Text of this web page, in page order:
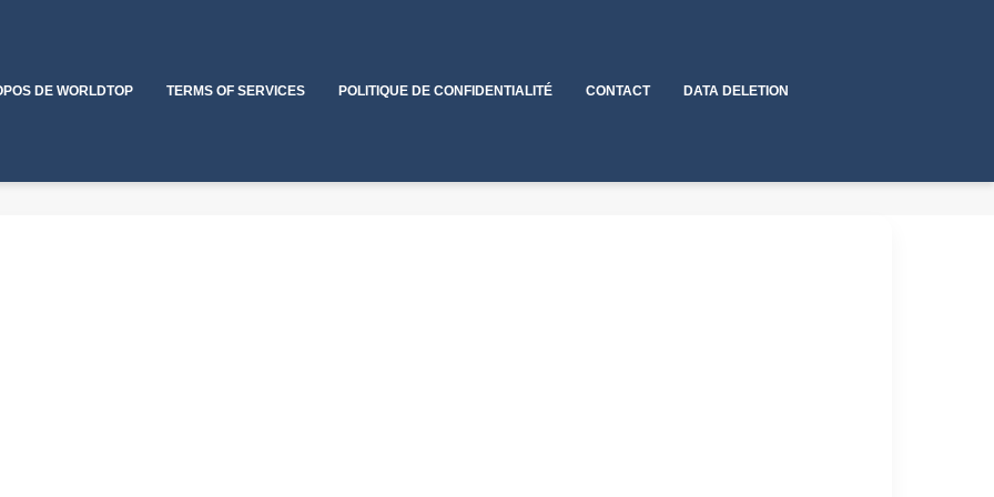
DE WORLDTOP TERMS OF SERVICES POLITIQUE DE CONFIDENTIALITÉ CONTACT DATA DELETION